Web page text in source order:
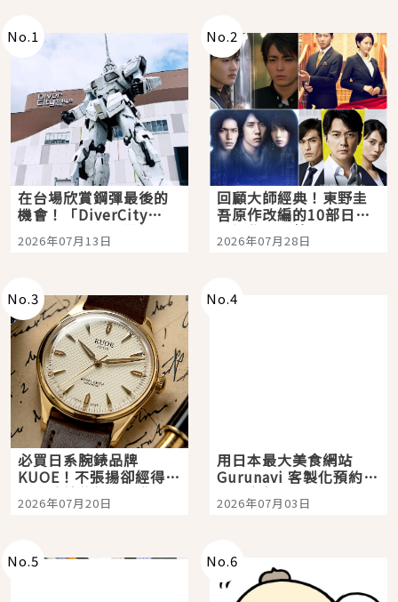
No.1
在台場欣賞鋼彈最後的
機會！「DiverCity
Tokyo Plaza」搭船、
購物、美食及夜景，一
2026年07月13日
No.2
回顧大師經典！東野圭
吾原作改編的10部日本
影視作品推薦
2026年07月28日
No.3
必買日系腕錶品牌
KUOE！不張揚卻經得起
時間洗鍊的經典之作五
選
2026年07月20日
No.4
用日本最大美食網站
Gurunavi 客製化預約九
大都市餐廳，打造專屬
美食體驗！
2026年07月03日
No.5 No.6